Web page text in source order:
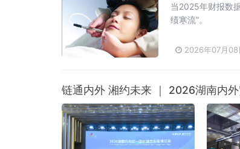
当2025年财报数
绩寒流”。
2026年07月08
链通内外 湘约未来 ｜ 2026湖南内